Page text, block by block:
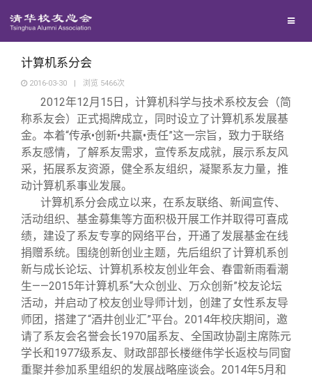
回馈母校
捐赠项目
捐赠新闻
捐赠纪事
捐赠方法
义工计划
媒体平台
《清华校友通讯》
《水木清华》
我要订阅
新媒体平台
百年清华
清华人物
清华故事
青春风采
校友文苑
校友服务
终身学习
信息化服务
三创大赛
校友总会
总会简介
会长致辞
关闭
计算机系分会
2016-03-30 | 浏览 5466次
2012年12月 15 日，计算机科学与技术系校友会（简
称系友会）正式揭牌成立，同时设立了计算机系发展基
金。本着“传承•创新•共赢•责任”这一宗旨，致力于联络
系友感情，了解系友需求，宣传系友成就，展示系友风
采，拓展系友资源，健全系友组织，凝聚系友力量，推
动计算机系事业发展。
计算机系分会成立以来，在系友联络、新闻宣传、
活动组织、基金募集等方面积极开展工作并取得可喜成
绩，建设了系友专享的网络平台，开通了发展基金在线
捐赠系统。围绕创新创业主题，先后组织了计算机系创
新与成长论坛、计算机系校友创业年会、春雷新雨看潮
生——2015年计算机系“大众创业、万众创新”校友论坛
活动，并启动了校友创业导师计划，创建了女性系友导
师团，搭建了“酒井创业汇”平台。 2014年校庆期间，邀
请了系友会名誉会长1970届系友、全国政协副主席陈元
学长和1977级系友、财政部部长楼继伟学长返校与同窗
重聚并参加系里组织的发展战略座谈会。 2014年5月和